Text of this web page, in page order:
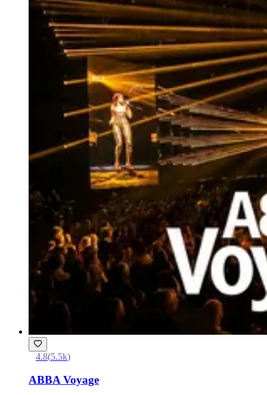
4.8(5.5k)
ABBA Voyage